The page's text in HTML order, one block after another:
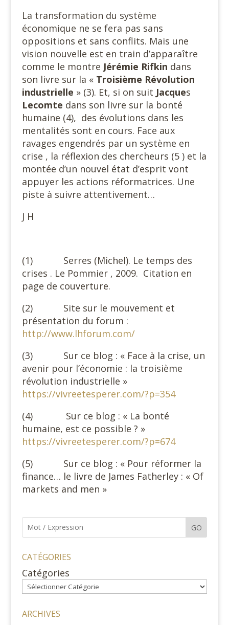
La transformation du système
économique ne se fera pas sans
oppositions et sans conflits. Mais une
vision nouvelle est en train d’apparaître
comme le montre Jérémie Rifkin dans
son livre sur la « Troisième Révolution
industrielle » (3). Et, si on suit Jacques
Lecomte dans son livre sur la bonté
humaine (4), des évolutions dans les
mentalités sont en cours. Face aux
ravages engendrés par un système en
crise , la réflexion des chercheurs (5 ) et la
montée d’un nouvel état d’esprit vont
appuyer les actions réformatrices. Une
piste à suivre attentivement…
J H
(1) Serres (Michel). Le temps des
crises . Le Pommier , 2009. Citation en
page de couverture.
(2) Site sur le mouvement et
présentation du forum :
http://www.lhforum.com/
(3) Sur ce blog : « Face à la crise, un
avenir pour l’économie : la troisième
révolution industrielle »
https://vivreetesperer.com/?p=354
(4) Sur ce blog : « La bonté
humaine, est ce possible ? »
https://vivreetesperer.com/?p=674
(5) Sur ce blog : « Pour réformer la
finance… le livre de James Fatherley : « Of
markets and men »
GO
CATÉGORIES
Catégories
ARCHIVES